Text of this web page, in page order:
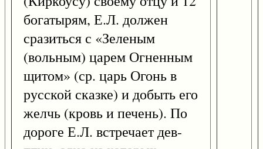
богатырям, Е.Л. должен
сразиться с «Зеленым
(вольным) царем Огненным
щитом» (ср. царь Огонь в
русской сказке) и добыть его
желчь (кровь и печень). По
дороге Е.Л. встречает дев-